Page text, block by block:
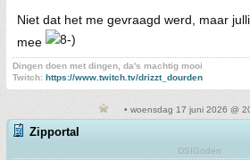
Niet dat het me gevraagd werd, maar
mee
Dingen doen met dingen, da's machtig mooi
Twitch: https://www.twitch.tv/drizzt_dourden
• woensdag 17 juni 2026 @
Zipportal
DSIGoden